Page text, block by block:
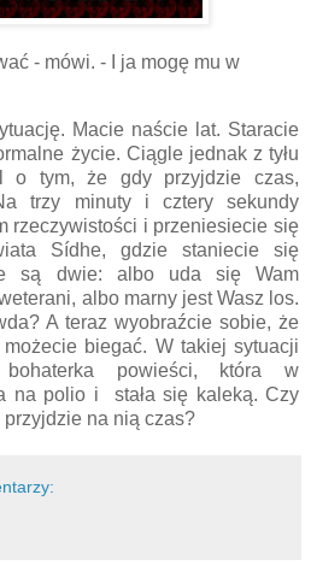
- mówi. - I ja mogę mu w
Macie naście lat. Staracie
życie. Ciągle jednak z tyłu
o tym, że gdy przyjdzie czas,
trzy minuty i cztery sekundy
rzeczywistości i przeniesiecie się
Sídhe, gdzie staniecie się
są dwie: albo uda się Wam
albo marny jest Wasz los.
A teraz wyobraźcie sobie, że
biegać. W takiej sytuacji
powieści, która w
na polio i stała się kaleką. Czy
na nią czas?